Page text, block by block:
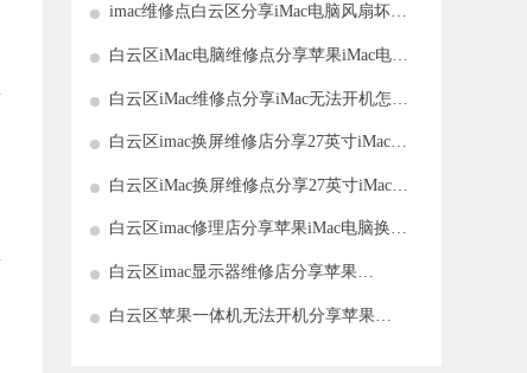
imac维修点白云区分享iMac电脑风扇坏了
白云区iMac电脑维修点分享苹果iMac电脑
白云区iMac维修点分享iMac无法开机怎么
白云区imac换屏维修店分享27英寸iMac电
白云区iMac换屏维修点分享27英寸iMac电
白云区imac修理店分享苹果iMac电脑换风
白云区imac显示器维修店分享苹果
白云区苹果一体机无法开机分享苹果